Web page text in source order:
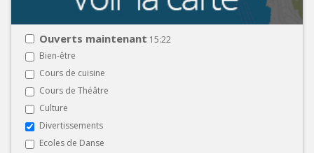
Ouverts maintenant 15:22
Bien-être
Cours de cuisine
Cours de Théâtre
Culture
Divertissements
Ecoles de Danse